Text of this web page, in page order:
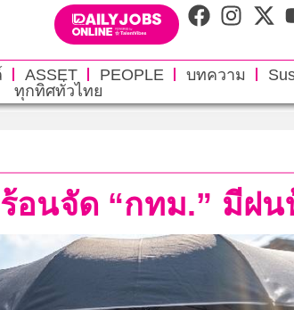
ASSET PEOPLE บทความ
ทุกทิศทั่วไทย
อนจัด “กทม.” มีฝ